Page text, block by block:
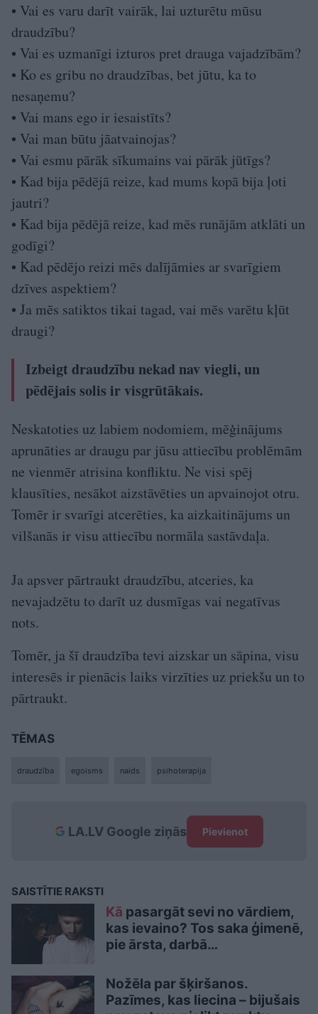
• Vai es varu darīt vairāk, lai uzturētu mūsu
draudzību?
• Vai es uzmanīgi izturos pret drauga vajadzībām?
• Ko es gribu no draudzības, bet jūtu, ka to
nesaņemu?
• Vai mans ego ir iesaistīts?
• Vai man būtu jāatvainojas?
• Vai esmu pārāk sīkumains vai pārāk jūtīgs?
• Kad bija pēdējā reize, kad mums kopā bija ļoti
jautri?
• Kad bija pēdējā reize, kad mēs runājām atklāti un
godīgi?
• Kad pēdējo reizi mēs dalījāmies ar svarīgiem
dzīves aspektiem?
• Ja mēs satiktos tikai tagad, vai mēs varētu kļūt
draugi?
Izbeigt draudzību nekad nav viegli, un
pēdējais solis ir visgrūtākais.
Neskatoties uz labiem nodomiem, mēģinājums
aprunāties ar draugu par jūsu attiecību problēmām
ne vienmēr atrisina konfliktu. Ne visi spēj
klausīties, nesākot aizstāvēties un apvainojot otru.
Tomēr ir svarīgi atcerēties, ka aizkaitinājums un
vilšanās ir visu attiecību normāla sastāvdaļa.
Ja apsver pārtraukt draudzību, atceries, ka
nevajadzētu to darīt uz dusmīgas vai negatīvas
nots.
Tomēr, ja šī draudzība tevi aizskar un sāpina, visu
interesēs ir pienācis laiks virzīties uz priekšu un to
pārtraukt.
TĒMAS
draudzība egoisms naids psihoterapija
LA.LV Google ziņās Pievienot
SAISTĪTIE RAKSTI
Kā pasargāt sevi no vārdiem,
kas ievaino? Tos saka ģimenē,
pie ārsta, darbā…
Nožēla par šķiršanos.
Pazīmes, kas liecina – bijušais